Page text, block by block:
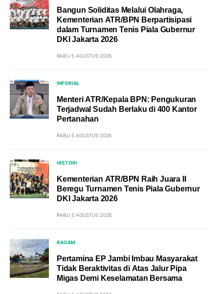
Bangun Soliditas Melalui Olahraga,
Kementerian ATR/BPN Berpartisipasi
dalam Turnamen Tenis Piala Gubernur
DKI Jakarta 2026
RABU 5 AGUSTUS 2026
INFORIAL
Menteri ATR/Kepala BPN: Pengukuran
Terjadwal Sudah Berlaku di 400 Kantor
Pertanahan
RABU 5 AGUSTUS 2026
HISTORI
Kementerian ATR/BPN Raih Juara II
Beregu Turnamen Tenis Piala Gubernur
DKI Jakarta 2026
RABU 5 AGUSTUS 2026
RAGAM
Pertamina EP Jambi Imbau Masyarakat
Tidak Beraktivitas di Atas Jalur Pipa
Migas Demi Keselamatan Bersama